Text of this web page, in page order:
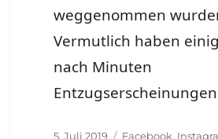
weggenommen
Vermutlich haben
nach Minuten
Veröffentlicht
5. Juli 2019 Schlagwörter
Facebook,